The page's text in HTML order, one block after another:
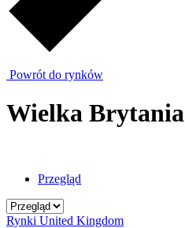
Powrót do rynków
Wielka Brytania
Przegląd
Rynki United Kingdom